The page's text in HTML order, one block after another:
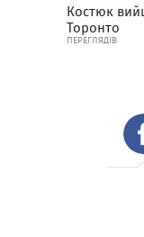
Костюк
Торонто
ПЕРЕГЛЯДІВ